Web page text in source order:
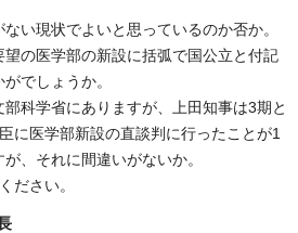
い現状でよいと思っているのか否か。
の医学部の新設に括弧で国公立と付記
でしょうか。
科学省にありますが、上田知事は3期と
に医学部新設の直談判に行ったことが1
、それに間違いがないか。
ださい。